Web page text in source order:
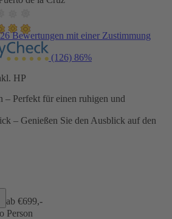
Bewertungen mit einer Zustimmung
(126) 86%
HP
– Perfekt für einen ruhigen und
– Genießen Sie den Ausblick auf den
ab €699,-
Person